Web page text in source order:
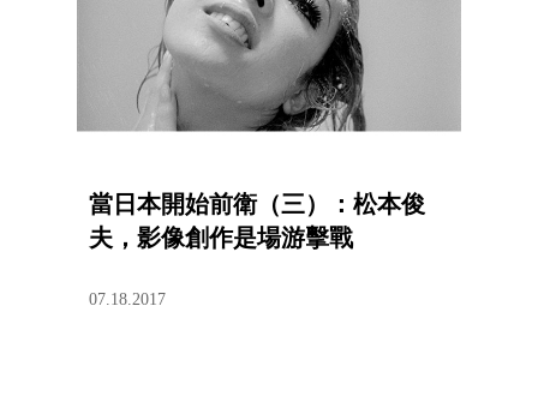
當日本開始前衛（三）：松本俊
夫，影像創作是場游擊戰
07.18.2017